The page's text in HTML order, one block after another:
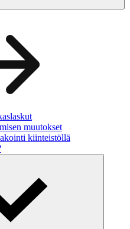
muutokset
kiinteistöllä